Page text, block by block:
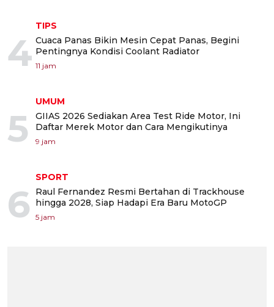
4
TIPS
Cuaca Panas Bikin Mesin Cepat Panas, Begini
Pentingnya Kondisi Coolant Radiator
11 jam
5
UMUM
GIIAS 2026 Sediakan Area Test Ride Motor, Ini
Daftar Merek Motor dan Cara Mengikutinya
9 jam
6
SPORT
Raul Fernandez Resmi Bertahan di Trackhouse
hingga 2028, Siap Hadapi Era Baru MotoGP
5 jam